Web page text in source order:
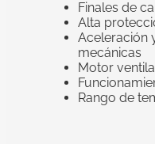
Finales de
Alta
Aceleración
mecánicas
Motor
Rango de